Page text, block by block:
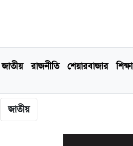
জাতীয় রাজনীতি শেয়ারবাজার শিক্ষা
জাতীয়